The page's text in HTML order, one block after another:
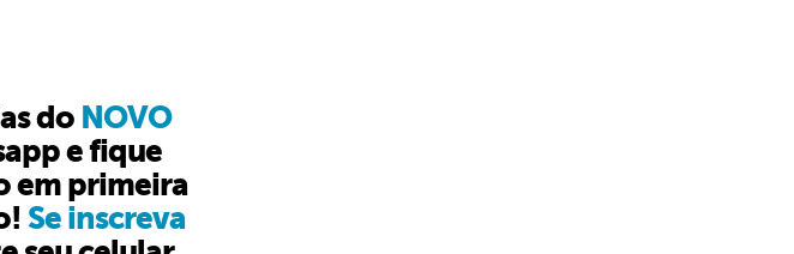
do NOVO
e fique
em primeira
Se inscreva